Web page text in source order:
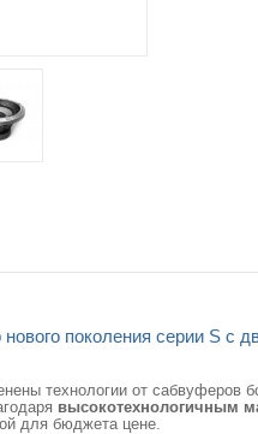
поколения серии S с
технологии от сабвуферов
высокотехнологичным
для бюджета цене.